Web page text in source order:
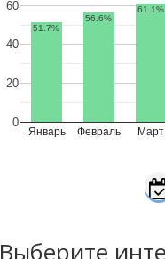
Январь Февраль Март
0
20
40
60
51.7%
56.6%
61.1%
Выберите